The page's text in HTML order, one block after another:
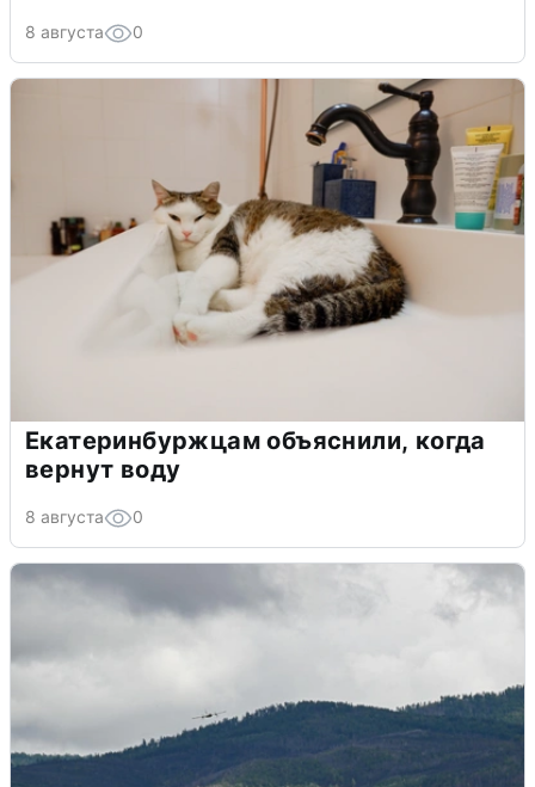
8 августа 0
Екатеринбуржцам объяснили, когда
вернут воду
8 августа 0